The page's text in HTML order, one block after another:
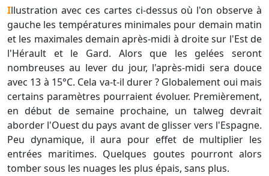
Illustration avec ces cartes ci-dessus où l'on observe à
gauche les températures minimales pour demain matin
et les maximales demain après-midi à droite sur l'Est de
l'Hérault et le Gard. Alors que les gelées seront
nombreuses au lever du jour, l'après-midi sera douce
avec 13 à 15°C. Cela va-t-il durer ? Globalement oui mais
certains paramètres pourraient évoluer. Premièrement,
en début de semaine prochaine, un talweg devrait
aborder l'Ouest du pays avant de glisser vers l'Espagne.
Peu dynamique, il aura pour effet de multiplier les
entrées maritimes. Quelques goutes pourront alors
tomber sous les nuages les plus épais, sans plus.